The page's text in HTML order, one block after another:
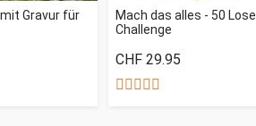
Gravur für
Mach das alles - 50 Lose
Challenge
CHF 29.95